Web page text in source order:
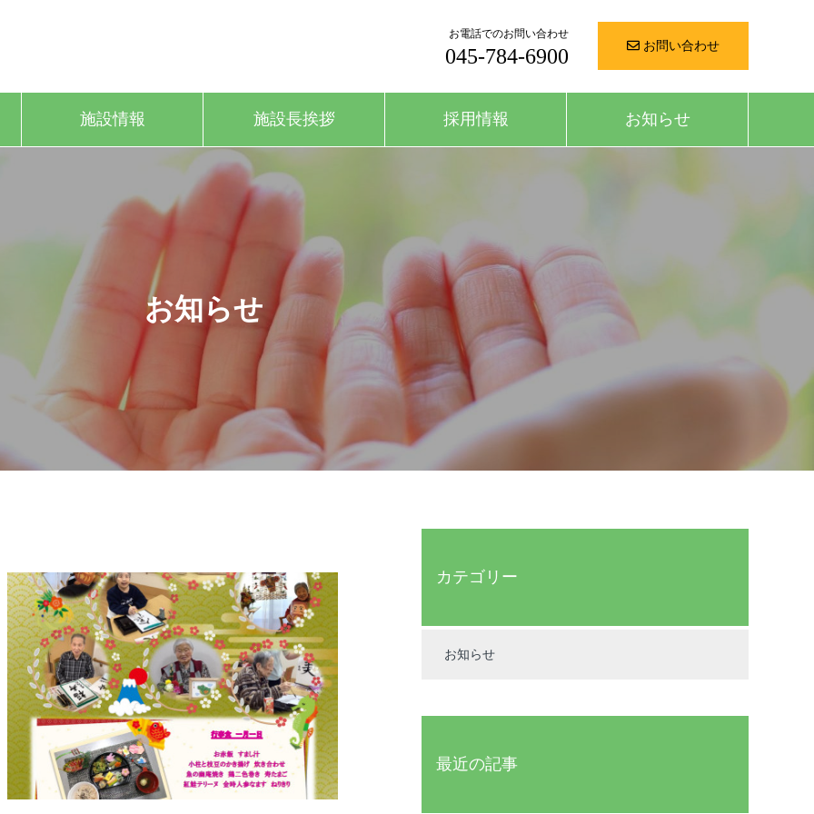
お電話でのお問い合わせ
045-784-6900 お問い合わせ
施設情報 施設長挨拶 採用情報 お知らせ
お知らせ
カテゴリー
お知らせ
最近の記事